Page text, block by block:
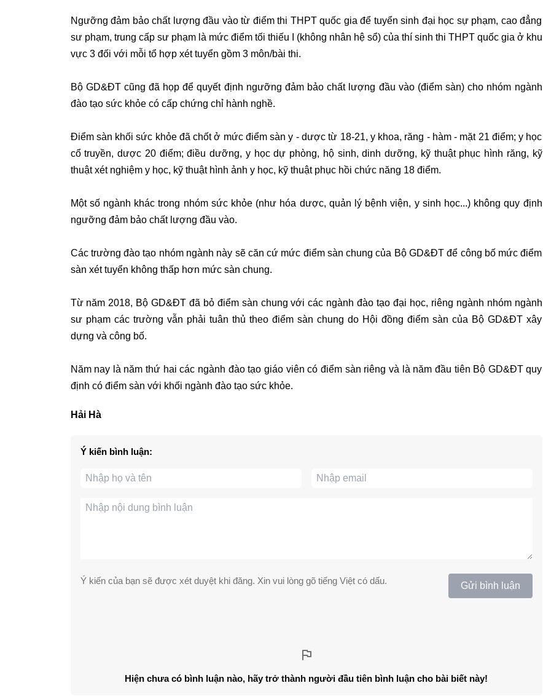
Ngưỡng đảm bảo chất lượng đầu vào từ điểm thi THPT quốc gia để tuyển sinh đại học sự phạm, cao đẳng
sư phạm, trung cấp sư phạm là mức điểm tối thiếu I (không nhân hệ sổ) của thí sinh thi THPT quốc gia ở khu
vực 3 đối với mỗi tổ hợp xét tuyển gồm 3 môn/bài thi.
Bộ GD&ĐT cũng đã họp để quyết định ngưỡng đảm bảo chất lượng đầu vào (điểm sàn) cho nhóm ngành
đào tạo sức khỏe có cấp chứng chỉ hành nghề.
Điểm sàn khối sức khỏe đã chốt ở mức điểm sàn y - dược từ 18-21, y khoa, răng - hàm - mặt 21 điểm; y học
cổ truyền, dược 20 điểm; điều dưỡng, y học dự phòng, hộ sinh, dinh dưỡng, kỹ thuật phục hình răng, kỹ
thuật xét nghiệm y học, kỹ thuật hình ảnh y học, kỹ thuật phục hồi chức năng 18 điểm.
Một số ngành khác trong nhóm sức khỏe (như hóa dược, quản lý bệnh viện, y sinh học...) không quy định
ngưỡng đảm bảo chất lượng đầu vào.
Các trường đào tạo nhóm ngành này sẽ căn cứ mức điểm sàn chung của Bộ GD&ĐT để công bố mức điểm
sàn xét tuyển không thấp hơn mức sàn chung.
Từ năm 2018, Bộ GD&ĐT đã bỏ điểm sàn chung với các ngành đào tạo đại học, riêng ngành nhóm ngành
sư phạm các trường vẫn phải tuân thủ theo điểm sàn chung do Hội đồng điểm sàn của Bộ GD&ĐT xây
dựng và công bố.
Năm nay là năm thứ hai các ngành đào tạo giáo viên có điểm sàn riêng và là năm đầu tiên Bộ GD&ĐT quy
định có điểm sàn với khối ngành đào tạo sức khỏe.
Hải Hà
Ý kiến bình luận:
Ý kiến của bạn sẽ được xét duyệt khi đăng. Xin vui lòng gõ tiếng Việt có dấu. Gửi bình luận
Hiện chưa có bình luận nào, hãy trở thành người đầu tiên bình luận cho bài biết này!